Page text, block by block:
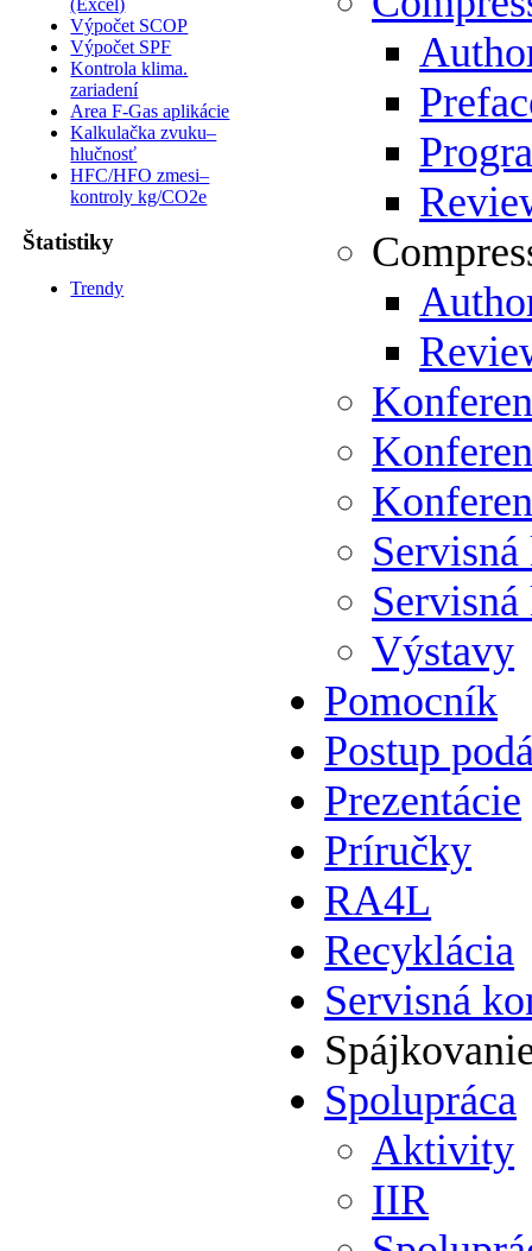
Výpočet SCOP
Výpočet SPF
Kontrola klima.
zariadení
Area F-Gas aplikácie
Kalkulačka zvuku–
hlučnosť
HFC/HFO zmesi–
kontroly kg/CO2e
Štatistiky
Trendy
Výstavy
Pomocník
Postup
Prezentácie
Príručky
RA4L
Recyklácia
Servisná
Spolupráca
Aktivity
IIR